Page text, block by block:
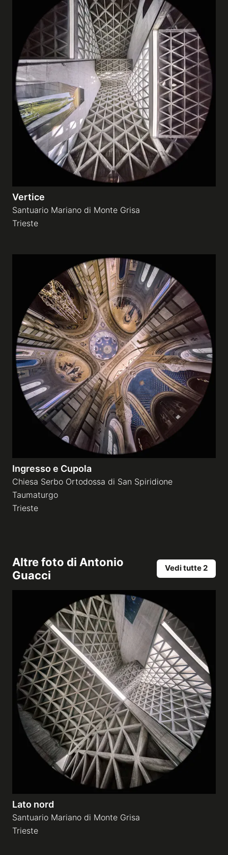
Vertice
Santuario Mariano di Monte Grisa
Trieste
Ingresso e Cupola
Chiesa Serbo Ortodossa di San Spiridione
Taumaturgo
Trieste
Altre foto di Antonio
Guacci
Vedi tutte 2
Lato nord
Santuario Mariano di Monte Grisa
Trieste